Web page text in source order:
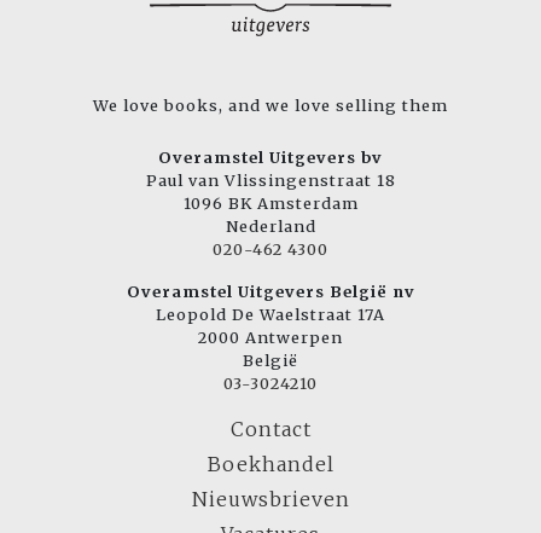
We love books, and we love selling them
Overamstel Uitgevers bv
Paul van Vlissingenstraat 18
1096 BK Amsterdam
Nederland
020-462 4300
Overamstel Uitgevers België nv
Leopold De Waelstraat 17A
2000 Antwerpen
België
03-3024210
Contact
Boekhandel
Nieuwsbrieven